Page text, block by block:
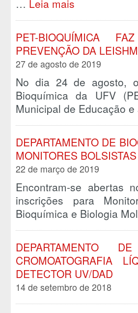
… Leia mais
PET-BIOQUÍMICA
PREVENÇÃO DA
27 de agosto de 2019
No dia 24 de agosto,
Bioquímica da UFV
Municipal de Educação
DEPARTAMENTO DE
MONITORES BOLSISTAS
22 de março de 2019
Encontram-se
inscrições para
Bioquímica e Biologia
DEPARTAMENTO
CROMOATOGRAFIA
DETECTOR UV/DAD
14 de setembro de 2018